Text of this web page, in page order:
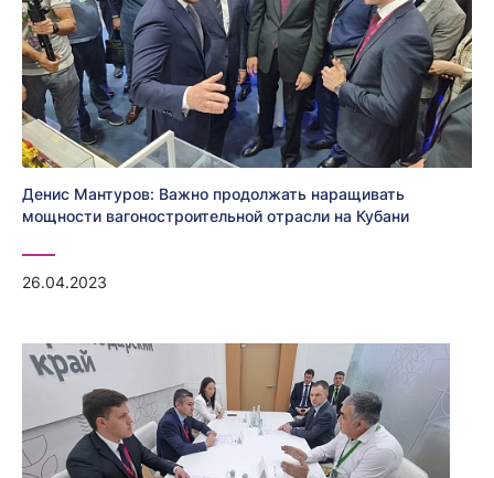
Денис Мантуров: Важно продолжать наращивать
мощности вагоностроительной отрасли на Кубани
26.04.2023